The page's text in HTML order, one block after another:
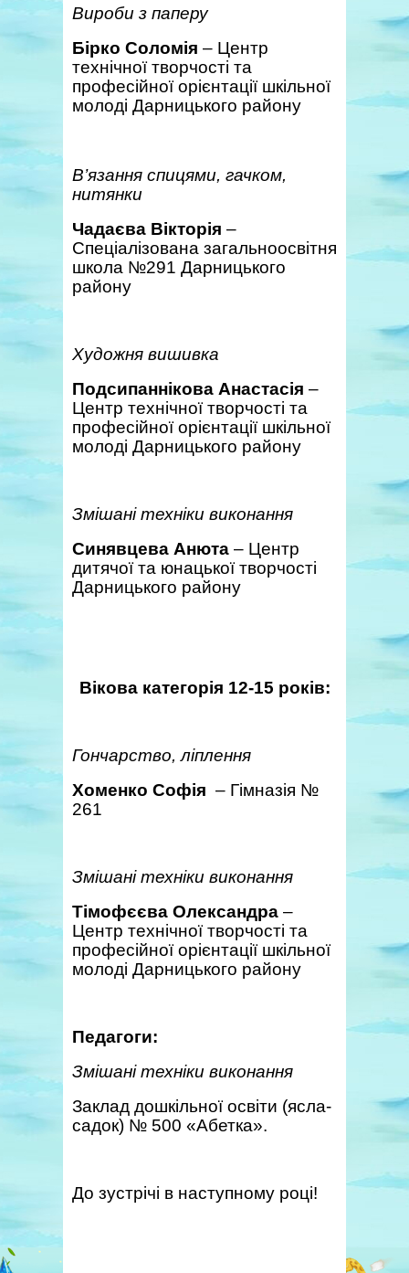
Вироби з паперу
Бірко Соломія – Центр
технічної творчості та
професійної орієнтації шкільної
молоді Дарницького району
В’язання спицями, гачком,
нитянки
Чадаєва Вікторія –
Спеціалізована загальноосвітня
школа №291 Дарницького
району
Художня вишивка
Подсипаннікова Анастасія –
Центр технічної творчості та
професійної орієнтації шкільної
молоді Дарницького району
Змішані техніки виконання
Синявцева Анюта – Центр
дитячої та юнацької творчості
Дарницького району
Вікова категорія 12-15 років:
Гончарство, ліплення
Хоменко Софія – Гімназія №
261
Змішані техніки виконання
Тімофєєва Олександра –
Центр технічної творчості та
професійної орієнтації шкільної
молоді Дарницького району
Педагоги:
Змішані техніки виконання
Заклад дошкільної освіти (ясла-
садок) № 500 «Абетка».
До зустрічі в наступному році!